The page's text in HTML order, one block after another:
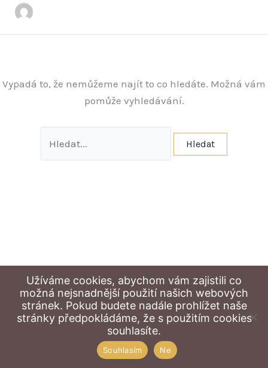
Vypadá to, že nemůžeme najít to co hledáte. Možná vám
pomůže vyhledávání.
Copyright © 2026 Středisko výchovné péče ČÁP Liberec |
Autor:Michal Wojciechowski
Užíváme cookies, abychom vám zajistili co
možná nejsnadnější použití našich webových
stránek. Pokud budete nadále prohlížet naše
stránky předpokládáme, že s použitím cookies
souhlasíte.
Souhlasím Ne